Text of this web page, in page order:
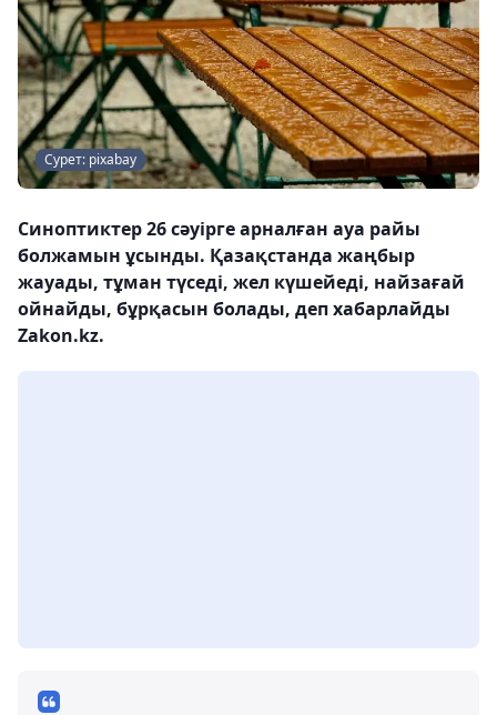
Сурет: pixabay
Синоптиктер 26 сәуірге арналған ауа райы
болжамын ұсынды. Қазақстанда жаңбыр
жауады, тұман түседі, жел күшейеді, найзағай
ойнайды, бұрқасын болады, деп хабарлайды
Zakon.kz.